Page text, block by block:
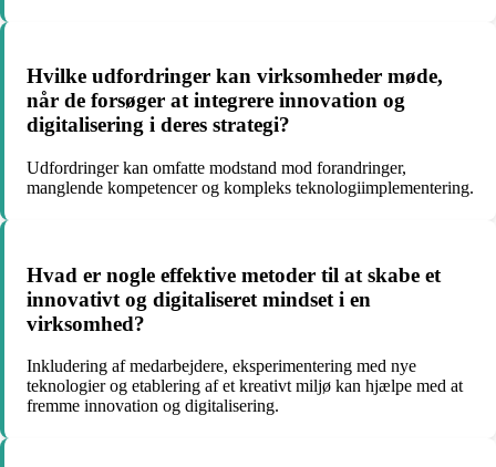
Hvilke udfordringer kan virksomheder møde,
når de forsøger at integrere innovation og
digitalisering i deres strategi?
Udfordringer kan omfatte modstand mod forandringer,
manglende kompetencer og kompleks teknologiimplementering.
Hvad er nogle effektive metoder til at skabe et
innovativt og digitaliseret mindset i en
virksomhed?
Inkludering af medarbejdere, eksperimentering med nye
teknologier og etablering af et kreativt miljø kan hjælpe med at
fremme innovation og digitalisering.